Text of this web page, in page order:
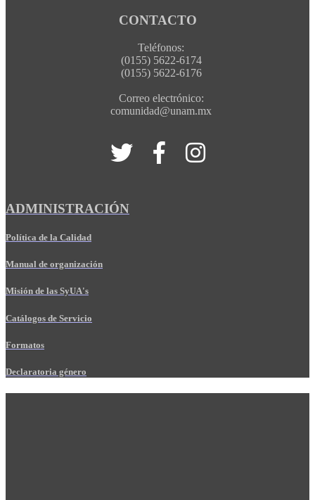
CONTACTO
Teléfonos:
(0155) 5622-6174
(0155) 5622-6176
Correo electrónico:
comunidad@unam.mx
ADMINISTRACIÓN
Política de la Calidad
Manual de organización
Misión de las SyUA's
Catálogos de Servicio
Formatos
Declaratoria género